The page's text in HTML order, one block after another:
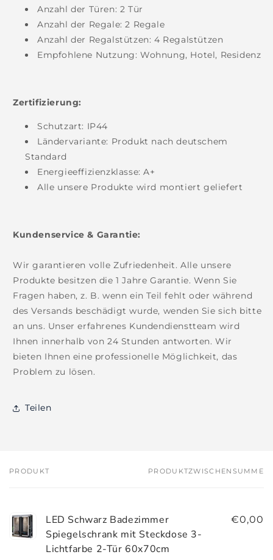
Anzahl der Türen: 2 Tür
Anzahl der Regale: 2 Regale
Anzahl der Regalstützen: 4 Regalstützen
Empfohlene Nutzung: Wohnung, Hotel, Residenz
Zertifizierung:
Schutzart: IP44
Ländervariante: Produkt nach deutschem
Standard
Energieeffizienzklasse: A+
Alle unsere Produkte wird montiert geliefert
Kundenservice & Garantie:
Wir garantieren volle Zufriedenheit. Alle unsere
Produkte besitzen die 1 Jahre Garantie. Wenn Sie
Fragen haben, z. B. wenn ein Teil fehlt oder während
des Versands beschädigt wurde, wenden Sie sich bitte
an uns. Unser erfahrenes Kundendienstteam wird
Ihnen innerhalb von 24 Stunden antworten. Wir
bieten Ihnen eine professionelle Möglichkeit, das
Problem zu lösen.
Teilen
Dein
PRODUKT PRODUKTZWISCHENSUMME
LED Schwarz Badezimmer
Spiegelschrank mit Steckdose 3-
Lichtfarbe 2-Tür 60x70cm
€0,00